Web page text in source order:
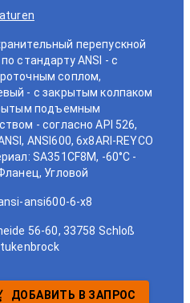
перепускной
стандарту ANSI - с
соплом,
- с закрытым колпаком
подъемным
- согласно API 526,
ANSI600, 6x8ARI-REYCO
SA351CF8M, -60°C -
Угловой
ansi600-6-x8
56-60, 33758 Schloß
ДОБАВИТЬ В ЗАПРОС